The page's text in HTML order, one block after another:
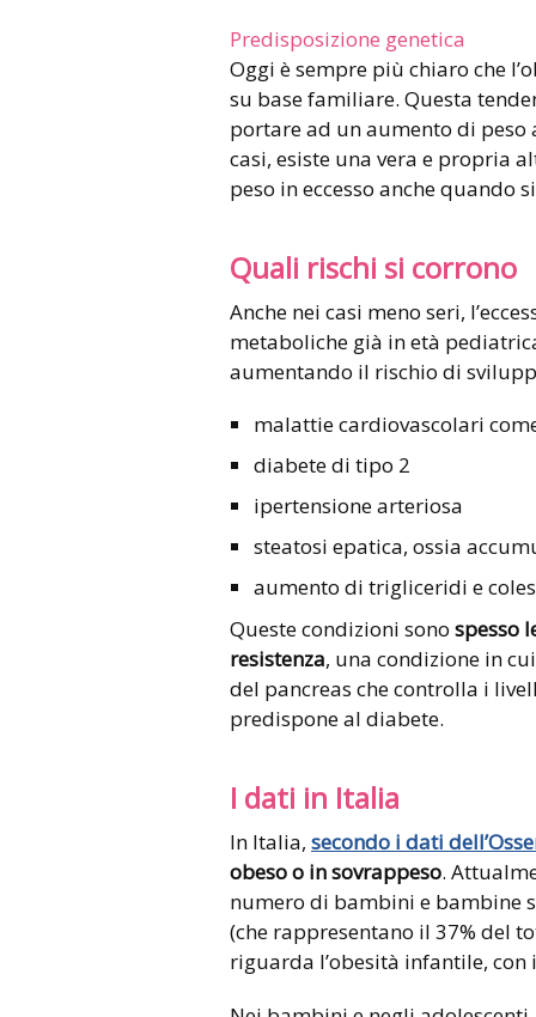
Predisposizione genetica
Oggi è sempre più chiaro che
su base familiare. Questa
portare ad un aumento di peso
casi, esiste una vera e propria
peso in eccesso anche quando
Quali rischi si corrono
Anche nei casi meno seri,
metaboliche già in età
aumentando il rischio di
malattie cardiovascolari
diabete di tipo 2
ipertensione arteriosa
steatosi epatica, ossia
aumento di trigliceridi e
Queste condizioni sono spesso
resistenza, una condizione in
del pancreas che controlla i
predispone al diabete.
I dati in Italia
In Italia, secondo i dati
obeso o in sovrappeso.
numero di bambini e bambine
(che rappresentano il 37% del
riguarda l’obesità infantile,